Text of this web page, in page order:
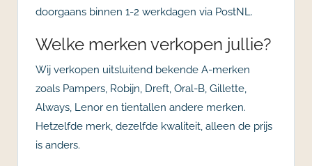
doorgaans binnen 1-2 werkdagen via PostNL.
Welke merken verkopen jullie?
Wij verkopen uitsluitend bekende A-merken
zoals Pampers, Robijn, Dreft, Oral-B, Gillette,
Always, Lenor en tientallen andere merken.
Hetzelfde merk, dezelfde kwaliteit, alleen de prijs
is anders.